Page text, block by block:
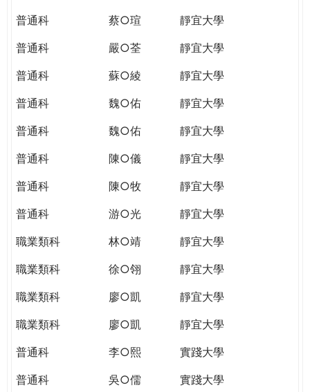
普通科
蔡○瑄
靜宜大學
普通科
嚴○荃
靜宜大學
普通科
蘇○綾
靜宜大學
普通科
魏○佑
靜宜大學
普通科
魏○佑
靜宜大學
普通科
陳○儀
靜宜大學
普通科
陳○牧
靜宜大學
普通科
游○光
靜宜大學
職業類科
林○靖
靜宜大學
職業類科
徐○翎
靜宜大學
職業類科
廖○凱
靜宜大學
職業類科
廖○凱
靜宜大學
普通科
李○熙
實踐大學
普通科
吳○儒
實踐大學